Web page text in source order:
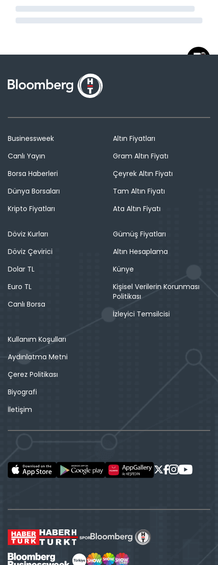
Businessweek
Canlı Yayın
Borsa Haberleri
Dünya Borsaları
Kripto Fiyatları
Altın Fiyatları
Gram Altın Fiyatı
Çeyrek Altın Fiyatı
Tam Altın Fiyatı
Ata Altın Fiyatı
Döviz Kurları
Döviz Çevirici
Dolar TL
Euro TL
Canlı Borsa
Gümüş Fiyatları
Altın Hesaplama
Künye
Kişisel Verilerin Korunması
Politikası
İzleyici Temsilcisi
Kullanım Koşulları
Aydınlatma Metni
Çerez Politikası
Biyografi
İletişim